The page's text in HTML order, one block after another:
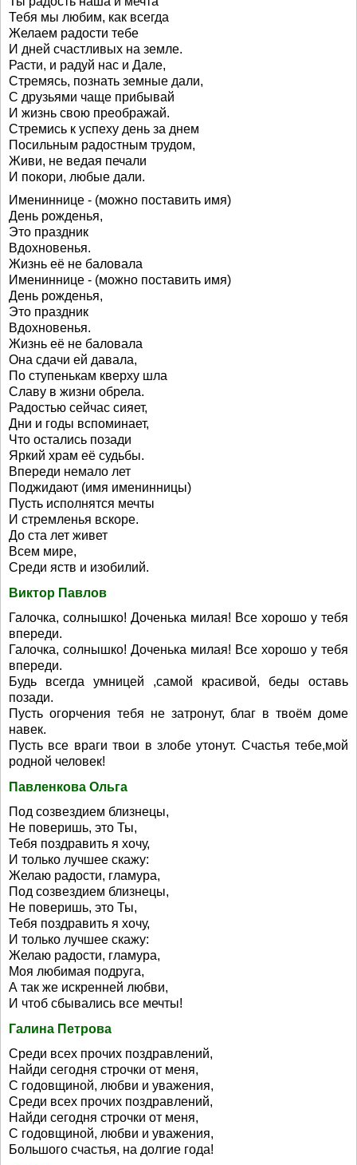
Тебя мы любим, как всегда
Желаем радости тебе
И дней счастливых на земле.
Расти, и радуй нас и Дале,
Стремясь, познать земные дали,
С друзьями чаще прибывай
И жизнь свою преображай.
Стремись к успеху день за днем
Посильным радостным трудом,
Живи, не ведая печали
И покори, любые дали.
Имениннице - (можно поставить имя)
День рожденья,
Это праздник
Вдохновенья.
Жизнь её не баловала
Имениннице - (можно поставить имя)
День рожденья,
Это праздник
Вдохновенья.
Жизнь её не баловала
Она сдачи ей давала,
По ступенькам кверху шла
Славу в жизни обрела.
Радостью сейчас сияет,
Дни и годы вспоминает,
Что остались позади
Яркий храм её судьбы.
Впереди немало лет
Поджидают (имя именинницы)
Пусть исполнятся мечты
И стремленья вскоре.
До ста лет живет
Всем мире,
Среди яств и изобилий.
Виктор Павлов
Галочка, солнышко! Доченька милая! Все хорошо у тебя
впереди.
Галочка, солнышко! Доченька милая! Все хорошо у тебя
впереди.
Будь всегда умницей ,самой красивой, беды оставь
позади.
Пусть огорчения тебя не затронут, благ в твоём доме
навек.
Пусть все враги твои в злобе утонут. Счастья тебе,мой
родной человек!
Павленкова Ольга
Под созвездием близнецы,
Не поверишь, это Ты,
Тебя поздравить я хочу,
И только лучшее скажу:
Желаю радости, гламура,
Под созвездием близнецы,
Не поверишь, это Ты,
Тебя поздравить я хочу,
И только лучшее скажу:
Желаю радости, гламура,
Моя любимая подруга,
А так же искренней любви,
И чтоб сбывались все мечты!
Галина Петрова
Среди всех прочих поздравлений,
Найди сегодня строчки от меня,
С годовщиной, любви и уважения,
Среди всех прочих поздравлений,
Найди сегодня строчки от меня,
С годовщиной, любви и уважения,
Большого счастья, на долгие года!